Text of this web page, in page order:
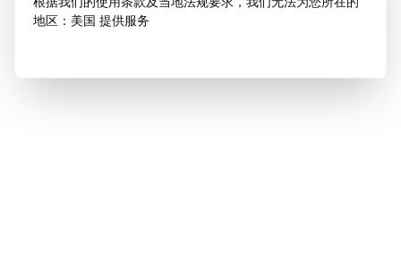
地区：美国 提供服务